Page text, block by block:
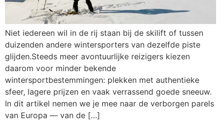
Niet iedereen wil in de rij staan bij de skilift of tussen
duizenden andere wintersporters van dezelfde piste
glijden.Steeds meer avontuurlijke reizigers kiezen
daarom voor minder bekende
wintersportbestemmingen: plekken met authentieke
sfeer, lagere prijzen en vaak verrassend goede sneeuw.
In dit artikel nemen we je mee naar de verborgen parels
van Europa — van de […]